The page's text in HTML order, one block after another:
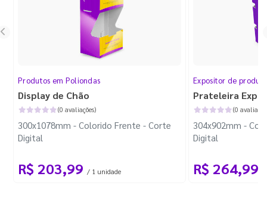
Produtos em Poliondas
Display de Chão
(0 avaliações)
300x1078mm - Colorido Frente - Corte
Digital
R$ 203,99 / 1 unidade
Expositor de
Prateleira
(0
304x902mm -
Digital
R$ 264,99